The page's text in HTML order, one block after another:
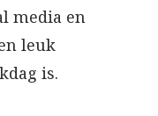
media en
leuk
is.